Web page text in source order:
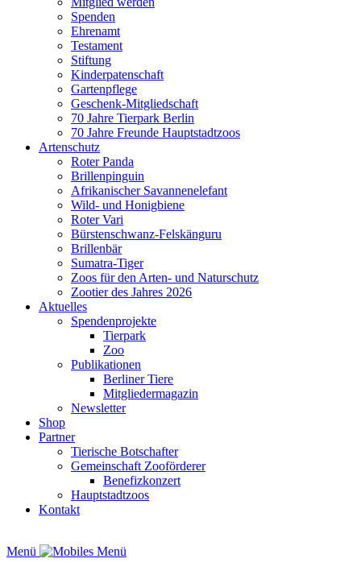
Spenden
Ehrenamt
Testament
Stiftung
Kinderpatenschaft
Gartenpflege
Geschenk-Mitgliedschaft
70 Jahre Tierpark Berlin
70 Jahre Freunde Hauptstadtzoos
Artenschutz
Roter Panda
Brillenpinguin
Afrikanischer Savannenelefant
Wild- und Honigbiene
Roter Vari
Bürstenschwanz-Felskänguru
Brillenbär
Sumatra-Tiger
Zoos für den Arten- und Naturschutz
Zootier des Jahres 2026
Aktuelles
Spendenprojekte
Tierpark
Zoo
Publikationen
Berliner Tiere
Mitgliedermagazin
Newsletter
Shop
Partner
Tierische Botschafter
Gemeinschaft Zooförderer
Benefizkonzert
Hauptstadtzoos
Kontakt
Menü